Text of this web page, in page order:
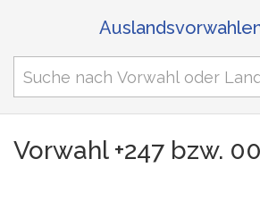
Vorwahl +247 bzw.